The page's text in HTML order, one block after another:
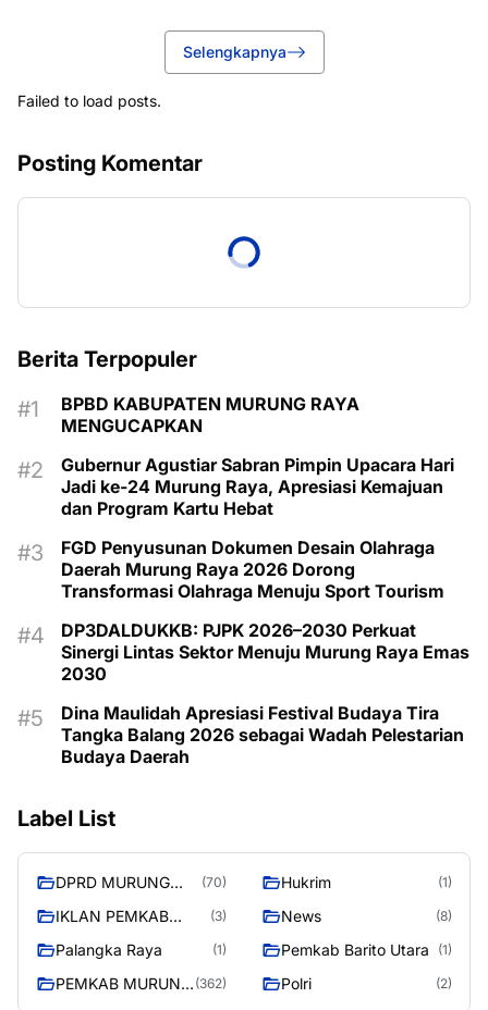
Selengkapnya
Failed to load posts.
Posting Komentar
Berita Terpopuler
BPBD KABUPATEN MURUNG RAYA
MENGUCAPKAN
Gubernur Agustiar Sabran Pimpin Upacara Hari
Jadi ke-24 Murung Raya, Apresiasi Kemajuan
dan Program Kartu Hebat
FGD Penyusunan Dokumen Desain Olahraga
Daerah Murung Raya 2026 Dorong
Transformasi Olahraga Menuju Sport Tourism
DP3DALDUKKB: PJPK 2026–2030 Perkuat
Sinergi Lintas Sektor Menuju Murung Raya Emas
2030
Dina Maulidah Apresiasi Festival Budaya Tira
Tangka Balang 2026 sebagai Wadah Pelestarian
Budaya Daerah
Label List
DPRD MURUNG
(70) Hukrim (1)
IKLAN PEMKAB
(3) News (8)
Palangka Raya (1) Pemkab Barito Utara (1)
PEMKAB MURUNG (362) Polri (2)